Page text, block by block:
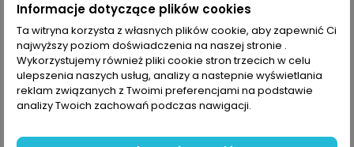
OPIS SZCZEGÓŁY PRODUKTU
Drut miedziany Degen Ø 1,600 mm, podana cena za 1 kg.
Do ceny zakupu, doliczana jest kaucja za szpule oraz koszt
wysyłki.
Informacje dotyczące plików cookies
Ta witryna korzysta z własnych plików cookie, aby zapewnić Ci
najwyższy poziom doświadczenia na naszej stronie .
Wykorzystujemy również pliki cookie stron trzecich w celu
ulepszenia naszych usług, analizy a nastepnie wyświetlania
reklam związanych z Twoimi preferencjami na podstawie
analizy Twoich zachowań podczas nawigacji.